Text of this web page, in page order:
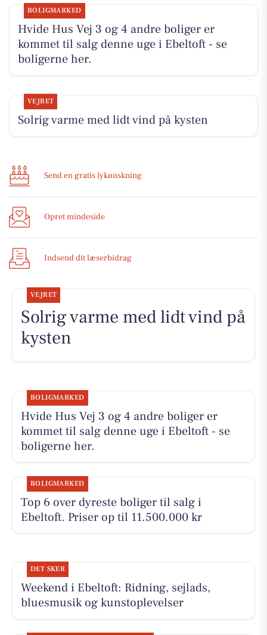
BOLIGMARKED
Hvide Hus Vej 3 og 4 andre boliger er
kommet til salg denne uge i Ebeltoft - se
boligerne her.
VEJRET
Solrig varme med lidt vind på kysten
Send en gratis lykønskning
Opret mindeside
Indsend dit læserbidrag
VEJRET
Solrig varme med lidt vind på
kysten
BOLIGMARKED
Hvide Hus Vej 3 og 4 andre boliger er
kommet til salg denne uge i Ebeltoft - se
boligerne her.
BOLIGMARKED
Top 6 over dyreste boliger til salg i
Ebeltoft. Priser op til 11.500.000 kr
DET SKER
Weekend i Ebeltoft: Ridning, sejlads,
bluesmusik og kunstoplevelser